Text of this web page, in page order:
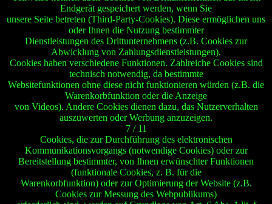
Endgerät gespeichert werden, wenn Sie
unsere Seite betreten (Third-Party-Cookies). Diese ermöglichen uns
oder Ihnen die Nutzung bestimmter
Dienstleistungen des Drittunternehmens (z.B. Cookies zur
Abwicklung von Zahlungsdienstleistungen).
Cookies haben verschiedene Funktionen. Zahlreiche Cookies sind
technisch notwendig, da bestimmte
Websitefunktionen ohne diese nicht funktionieren würden (z.B. die
Warenkorbfunktion oder die Anzeige
von Videos). Andere Cookies dienen dazu, das Nutzerverhalten
auszuwerten oder Werbung anzuzeigen.
7 / 11
Cookies, die zur Durchführung des elektronischen
Kommunikationsvorgangs (notwendige Cookies) oder zur
Bereitstellung bestimmter, von Ihnen erwünschter Funktionen
(funktionale Cookies, z. B. für die
Warenkorbfunktion) oder zur Optimierung der Website (z.B.
Cookies zur Messung des Webpublikums)